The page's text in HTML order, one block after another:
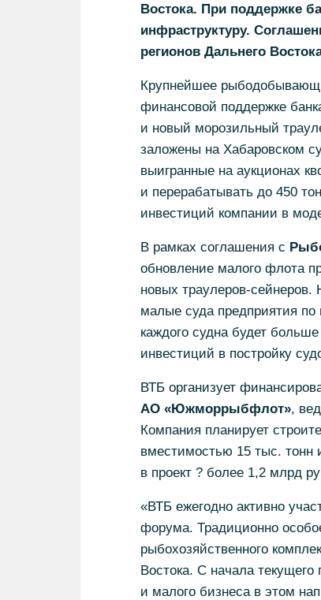
Востока. При поддержке
инфраструктуру.
регионов Дальнего
Крупнейшее
финансовой поддержке
и новый морозильный
заложены на Хабаровском
выигранные на аукционах
и перерабатывать до 450
инвестиций компании в
В рамках соглашения с
обновление малого флота
новых траулеров-
малые суда предприятия
каждого судна будет
инвестиций в постройку
ВТБ организует
АО «Южморрыбфлот»,
Компания планирует
вместимостью 15 тыс. тонн
в проект ? более 1,2 млрд
«ВТБ ежегодно активно
форума. Традиционно
рыбохозяйственного
Востока. С начала
и малого бизнеса в этом